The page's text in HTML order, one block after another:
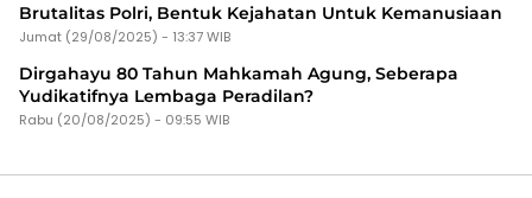
Brutalitas Polri, Bentuk Kejahatan Untuk Kemanusiaan
Jumat (29/08/2025) - 13:37 WIB
Dirgahayu 80 Tahun Mahkamah Agung, Seberapa
Yudikatifnya Lembaga Peradilan?
Rabu (20/08/2025) - 09:55 WIB